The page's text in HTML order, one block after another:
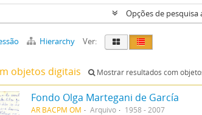
Opções de pesquisa
Hierarchy Ver:
objetos digitais Mostrar resultados com
Fondo Olga Martegani de García
AR BACPM OM Arquivo 1958 - 2007